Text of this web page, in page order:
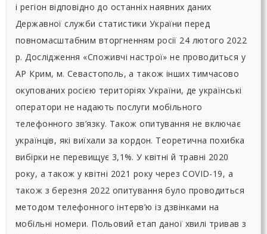
і регіон відповідно до останніх наявних даних
Державної служби статистики України перед
повномасштабним вторгненням росії 24 лютого 2022
р. Дослідження «Споживчі настрої» не проводиться у
АР Крим, м. Севастополь, а також інших тимчасово
окупованих росією територіях України, де українські
оператори не надають послуги мобільного
телефонного зв’язку. Також опитування не включає
українців, які виїхали за кордон. Теоретична похибка
вибірки не перевищує 3,1%. У квітні й травні 2020
року, а також у квітні 2021 року через COVID-19, а
також з березня 2022 опитування було проводиться
методом телефонного інтерв’ю із дзвінками на
мобільні номери. Польовий етап даної хвилі тривав з